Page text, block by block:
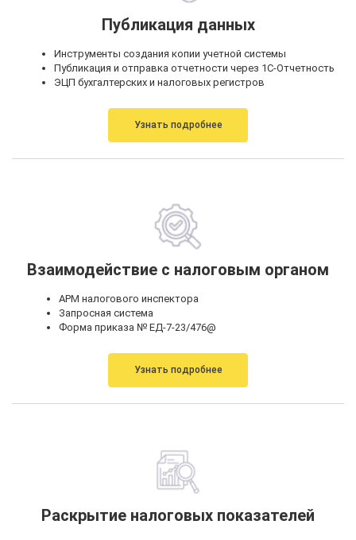
Публикация данных
Инструменты создания копии учетной системы
Публикация и отправка отчетности через 1С-Отчетность
ЭЦП бухгалтерских и налоговых регистров
Узнать подробнее
Взаимодействие с налоговым органом
АРМ налогового инспектора
Запросная система
Форма приказа № ЕД-7-23/476@
Узнать подробнее
Раскрытие налоговых показателей